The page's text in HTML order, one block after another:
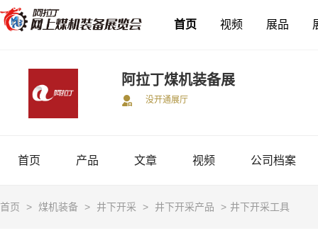
首页 视频 展品
阿拉丁煤机装备展
没开通展厅
首页 产品 文章 视频 公司档案
首页 > 煤机装备 > 井下开采 > 井下开采产品 > 井下开采工具